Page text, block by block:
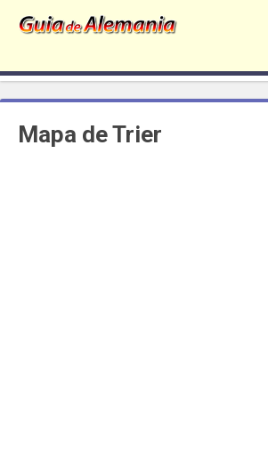
Mapa de Trier